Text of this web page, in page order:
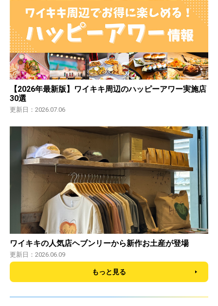
【2026年最新版】ワイキキ周辺のハッピーアワー実施店
30選
更新日：2026.07.06
ワイキキの人気店ヘブンリーから新作お土産が登場
更新日：2026.06.09
もっと見る